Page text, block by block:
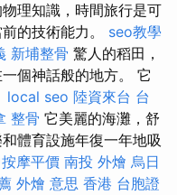
理知識，時間旅行是可
的技術能力。 seo教學
新埔整骨 驚人的稻田，
個神話般的地方。 它
local seo 陸資來台 台
整骨 它美麗的海灘，舒
體育設施年復一年地吸
摩平價 南投 外燴 烏日
外燴 意思 香港 台胞證